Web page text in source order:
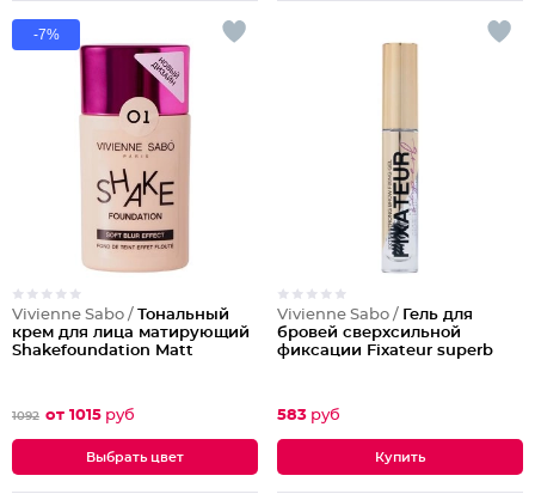
-7%
Vivienne Sabo / Тональный
крем для лица матирующий
Shakefoundation Matt
1092 от 1015 руб
Выбрать цвет
Vivienne Sabo / Гель для
бровей сверхсильной
фиксации Fixateur superb
583 руб